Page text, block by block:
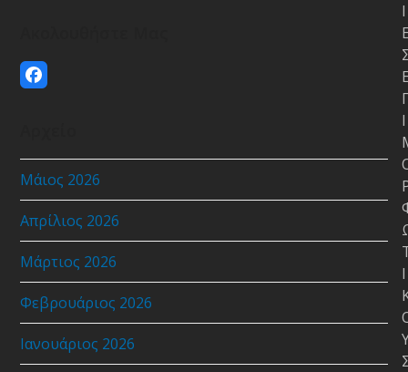
Facebook
Μάιος 2026
Απρίλιος 2026
Μάρτιος 2026
Φεβρουάριος 2026
Ιανουάριος 2026
Ι
Ι
Ι